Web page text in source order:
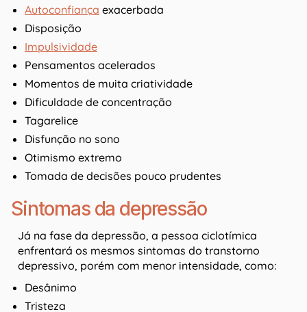
Autoconfiança exacerbada
Disposição
Impulsividade
Pensamentos acelerados
Momentos de muita criatividade
Dificuldade de concentração
Tagarelice
Disfunção no sono
Otimismo extremo
Tomada de decisões pouco prudentes
Sintomas da depressão
Já na fase da depressão, a pessoa ciclotímica
enfrentará os mesmos sintomas do transtorno
depressivo, porém com menor intensidade, como:
Desânimo
Tristeza